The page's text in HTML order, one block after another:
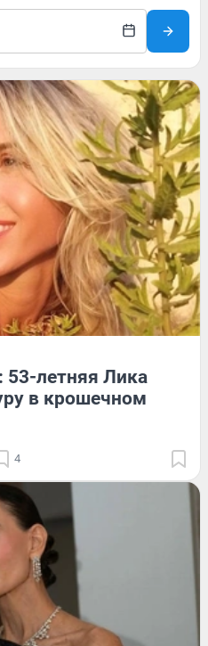
летняя Лика
в крошечном
4